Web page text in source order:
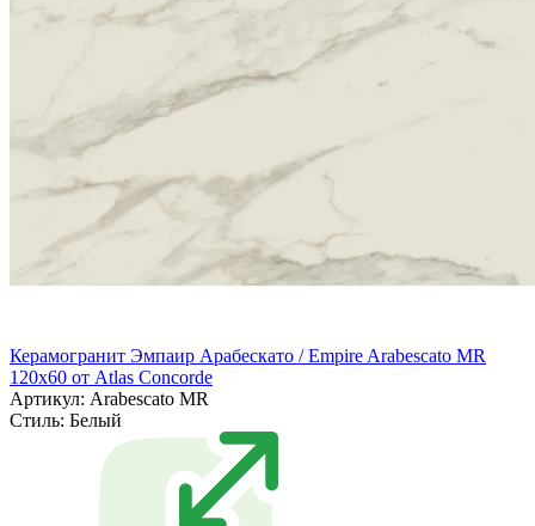
Керамогранит Эмпаир Арабескато / Empire Arabescato MR
120x60 от Atlas Concorde
Артикул: Arabescato MR
Стиль: Белый